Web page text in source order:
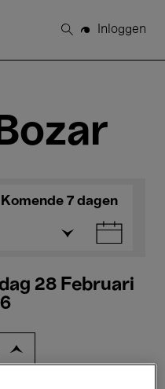
Zoeken
Inloggen
Komende 7 dagen
28 Februari